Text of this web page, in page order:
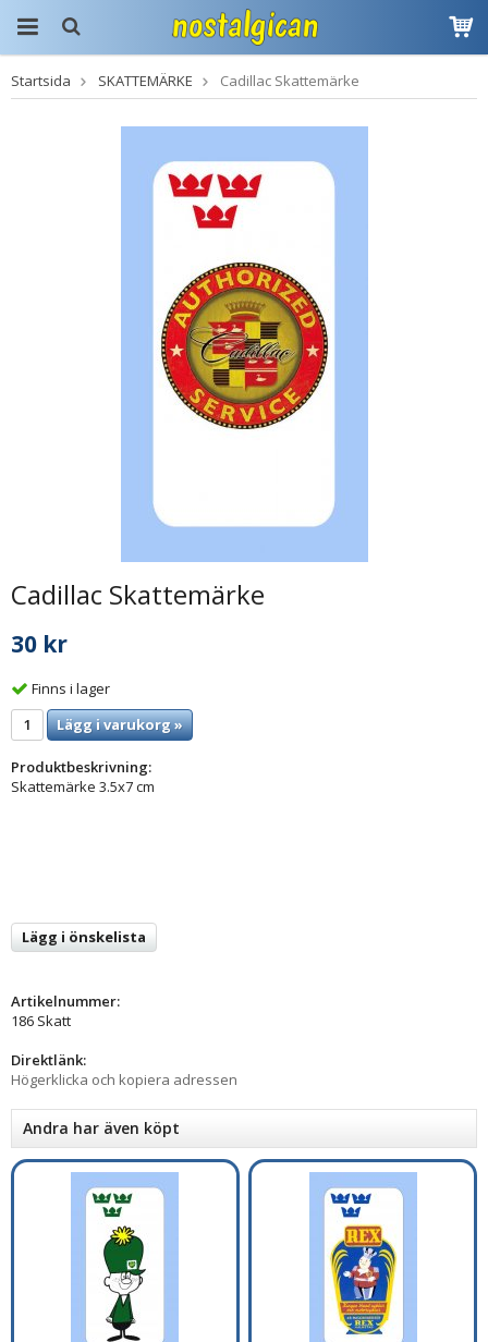
Produkten har blivit
tillagd i varukorgen
Startsida SKATTEMÄRKE Cadillac Skattemärke
Cadillac Skattemärke
30 kr
Finns i lager
Lägg i varukorg »
Produktbeskrivning:
Skattemärke 3.5x7 cm
Lägg i önskelista
Artikelnummer:
186 Skatt
Direktlänk:
Högerklicka och kopiera adressen
Andra har även köpt